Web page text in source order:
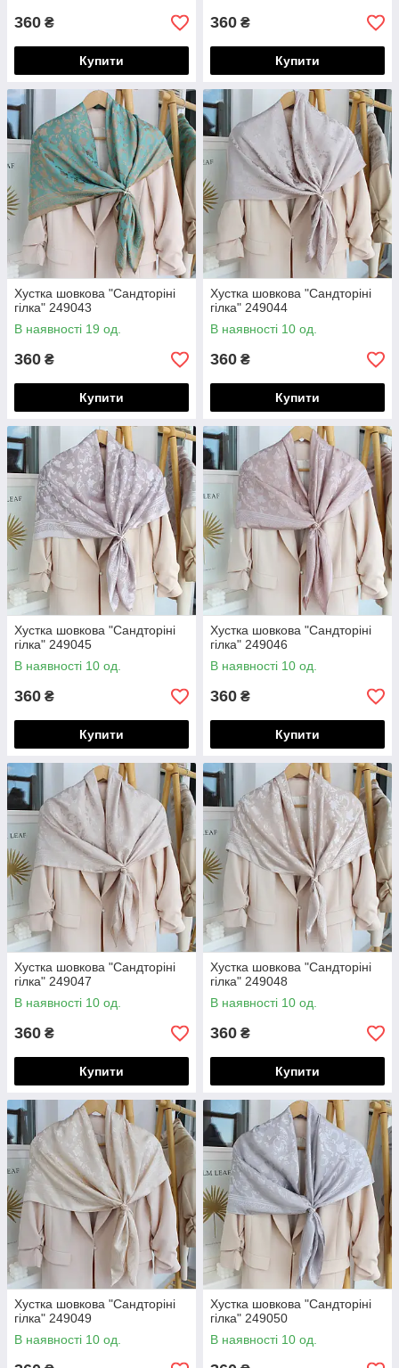
360 ₴
Купити
360 ₴
Купити
Хустка шовкова "Сандторіні
гілка" 249043
В наявності 19 од.
360 ₴
Купити
Хустка шовкова "Сандторіні
гілка" 249044
В наявності 10 од.
360 ₴
Купити
Хустка шовкова "Сандторіні
гілка" 249045
В наявності 10 од.
360 ₴
Купити
Хустка шовкова "Сандторіні
гілка" 249046
В наявності 10 од.
360 ₴
Купити
Хустка шовкова "Сандторіні
гілка" 249047
В наявності 10 од.
360 ₴
Купити
Хустка шовкова "Сандторіні
гілка" 249048
В наявності 10 од.
360 ₴
Купити
Хустка шовкова "Сандторіні
гілка" 249049
В наявності 10 од.
Хустка шовкова "Сандторіні
гілка" 249050
В наявності 10 од.